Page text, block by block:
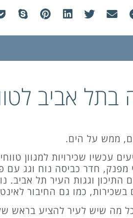
בתל אביב
ממש על הים.
עכשיו שכירויות למגוון
חדר כביסה נוח וגג עם
התיכון וגגות העיר תל
כמו גם החיבור
מה שיש לעיר להציע בראש